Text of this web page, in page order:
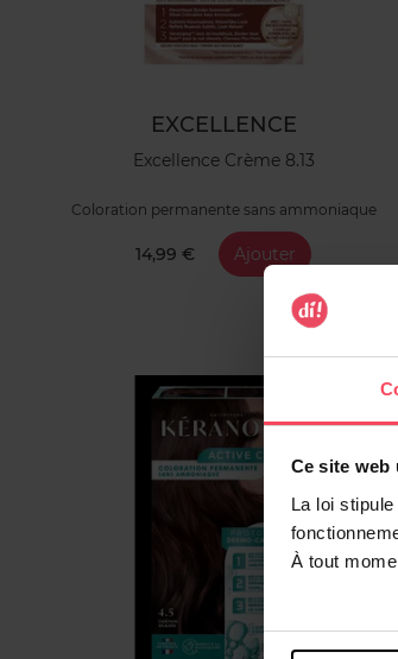
Ce site web
La loi
À tout
EXCELLENCE
Excellence Crème 8.13
Coloration permanente sans ammoniaque
14,99 € Ajouter